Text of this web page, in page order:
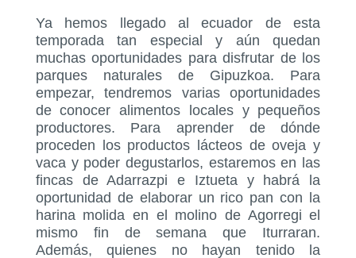
Ya hemos llegado al ecuador de esta
temporada tan especial y aún quedan
muchas oportunidades para disfrutar de los
parques naturales de Gipuzkoa. Para
empezar, tendremos varias oportunidades
de conocer alimentos locales y pequeños
productores. Para aprender de dónde
proceden los productos lácteos de oveja y
vaca y poder degustarlos, estaremos en las
fincas de Adarrazpi e Iztueta y habrá la
oportunidad de elaborar un rico pan con la
harina molida en el molino de Agorregi el
mismo fin de semana que Iturraran.
Además, quienes no hayan tenido la